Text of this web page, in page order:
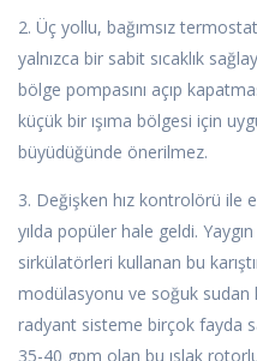
2. Üç yollu, bağımsız
yalnızca bir sabit sıcaklık
bölge pompasını açıp
küçük bir ışıma bölgesi için
büyüdüğünde önerilmez.
3. Değişken hız kontrolörü ile
yılda popüler hale geldi.
sirkülatörleri kullanan bu
modülasyonu ve soğuk sudan
radyant sisteme birçok fayda
35-40 gpm olan bu ıslak